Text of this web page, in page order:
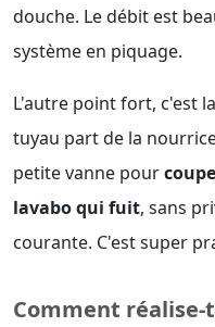
douche. Le débit est
système en piquage.
L'autre point fort, c'est
tuyau part de la
petite vanne pour
lavabo qui fuit, sans
courante. C'est super
Comment